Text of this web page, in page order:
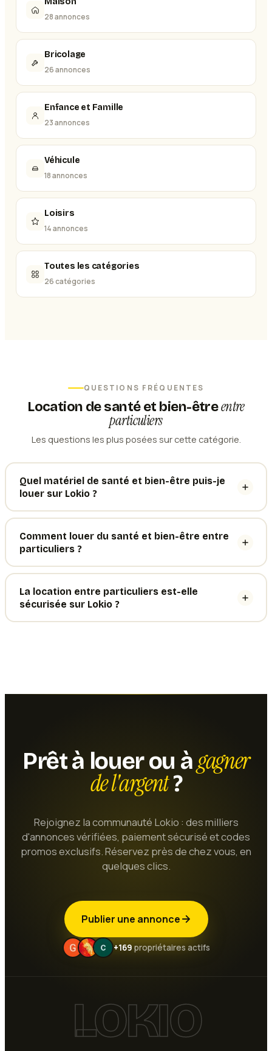
28 annonces
Bricolage
26 annonces
Enfance et Famille
23 annonces
Véhicule
18 annonces
Loisirs
14 annonces
Toutes les catégories
26 catégories
QUESTIONS FRÉQUENTES
Location desanté et bien-êtreentre
particuliers
Les questions les plus posées sur cette catégorie.
Quel matériel de santé et bien-être puis-je
louer sur Lokio ?
Comment louer du santé et bien-être entre
particuliers ?
La location entre particuliers est-elle
sécurisée sur Lokio ?
Prêt à louer ou àgagner
de l'argent?
Rejoignez la communauté Lokio : des milliers
d'annonces vérifiées, paiement sécurisé et codes
promos exclusifs. Réservez près de chez vous, en
quelques clics.
Publier une annonce
+169 propriétaires actifs
LOKIO